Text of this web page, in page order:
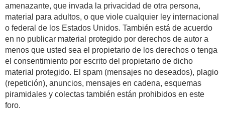
amenazante, que invada la privacidad de otra persona,
material para adultos, o que viole cualquier ley internacional
o federal de los Estados Unidos. También está de acuerdo
en no publicar material protegido por derechos de autor a
menos que usted sea el propietario de los derechos o tenga
el consentimiento por escrito del propietario de dicho
material protegido. El spam (mensajes no deseados), plagio
(repetición), anuncios, mensajes en cadena, esquemas
piramidales y colectas también están prohibidos en este
foro.